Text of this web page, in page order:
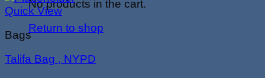
No products in the cart.
Return to shop
Quick View
Bags
Talifa Bag , NYPD